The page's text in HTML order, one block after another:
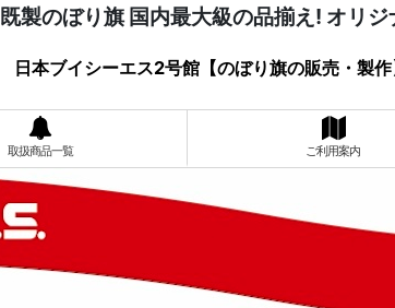
既製のぼり旗 国内最大級の品揃え! オリ
日本ブイシーエス2号館【のぼり旗の販売・
取扱商品一覧 ご利用案内